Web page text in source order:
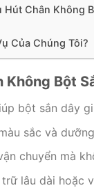
Hút Chân Không
Của Chúng Tôi?
Không Bột
bột sắn dây
sắc và
chuyển mà
lâu dài hoặc